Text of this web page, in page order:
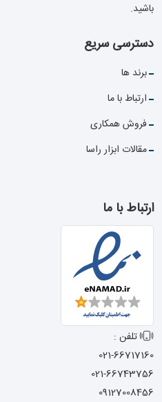
باشید.
دسترسی سریع
برند ها
ارتباط با ما
فروش همکاری
مقالات ابزار راسا
ارتباط با ما
تلفن :
021-66717160
021-66743756
09127008456